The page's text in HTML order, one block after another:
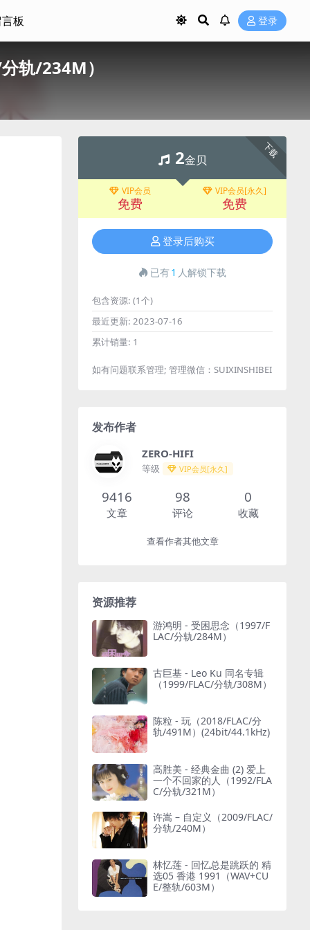
板 登录
轨/234M）
下载
2金贝
VIP会员
免费
VIP会员[永久]
免费
登录后购买
已有1 人解锁下载
包含资源: (1个)
最近更新: 2023-07-16
累计销量: 1
如有问题联系管理; 管理微信：SUIXINSHIBEI
发布作者
ZERO-HIFI
等级 VIP会员[永久]
9416
文章
98
评论
0
收藏
查看作者其他文章
资源推荐
游鸿明 - 受困思念（1997/F
LAC/分轨/284M）
古巨基 - Leo Ku 同名专辑
（1999/FLAC/分轨/308M）
陈粒 - 玩（2018/FLAC/分
轨/491M）(24bit/44.1kHz)
高胜美 - 经典金曲 (2) 爱上
一个不回家的人（1992/FLA
C/分轨/321M）
许嵩 – 自定义（2009/FLAC/
分轨/240M）
林忆莲 - 回忆总是跳跃的 精
选05 香港 1991（WAV+CU
E/整轨/603M）